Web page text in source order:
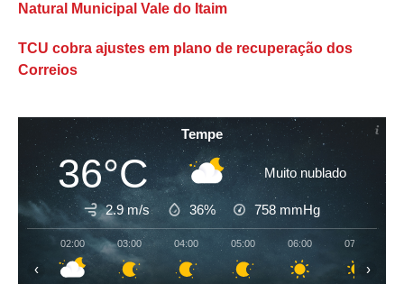
Natural Municipal Vale do Itaim
TCU cobra ajustes em plano de recuperação dos
Correios
Tempe
36°C Muito nublado
2.9 m/s 36% 758 mmHg
02:00 03:00 04:00 05:00 06:00 07:00
‹ ›